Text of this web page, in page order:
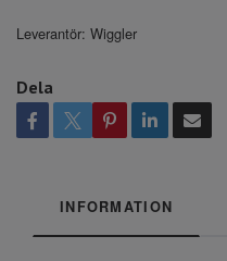
Leverantör: Wiggler
Dela
INFORMATION